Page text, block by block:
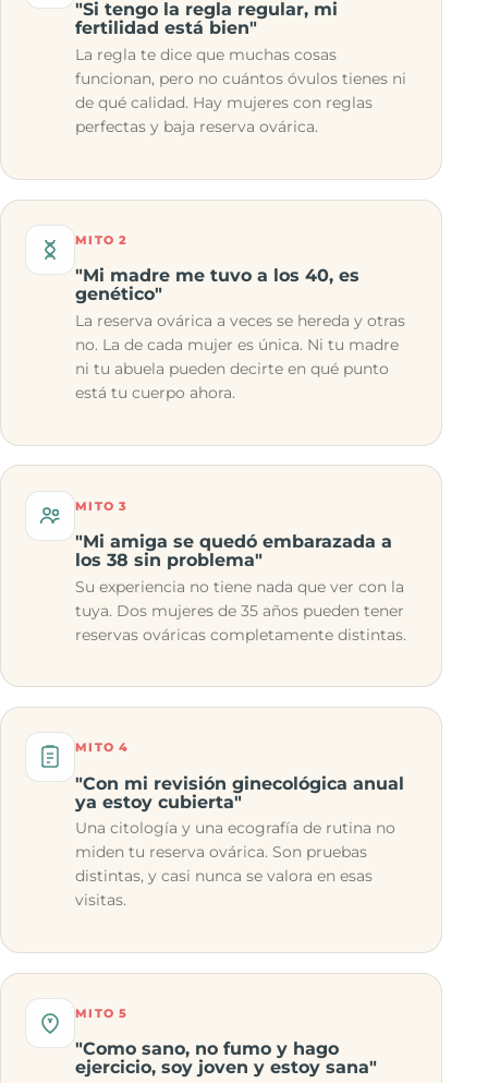
"Si tengo la regla regular, mi
fertilidad está bien"
La regla te dice que muchas cosas
funcionan, pero no cuántos óvulos tienes ni
de qué calidad. Hay mujeres con reglas
perfectas y baja reserva ovárica.
MITO 2
"Mi madre me tuvo a los 40, es
genético"
La reserva ovárica a veces se hereda y otras
no. La de cada mujer es única. Ni tu madre
ni tu abuela pueden decirte en qué punto
está tu cuerpo ahora.
MITO 3
"Mi amiga se quedó embarazada a
los 38 sin problema"
Su experiencia no tiene nada que ver con la
tuya. Dos mujeres de 35 años pueden tener
reservas ováricas completamente distintas.
MITO 4
"Con mi revisión ginecológica anual
ya estoy cubierta"
Una citología y una ecografía de rutina no
miden tu reserva ovárica. Son pruebas
distintas, y casi nunca se valora en esas
visitas.
MITO 5
"Como sano, no fumo y hago
ejercicio, soy joven y estoy sana"